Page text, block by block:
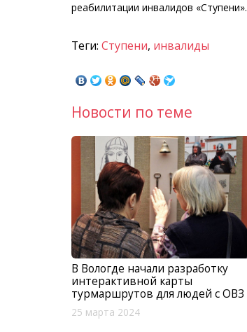
реабилитации инвалидов «Ступени».
Теги: Ступени, инвалиды
Новости по теме
В Вологде начали разработку
интерактивной карты
турмаршрутов для людей с ОВЗ
25 марта 2024